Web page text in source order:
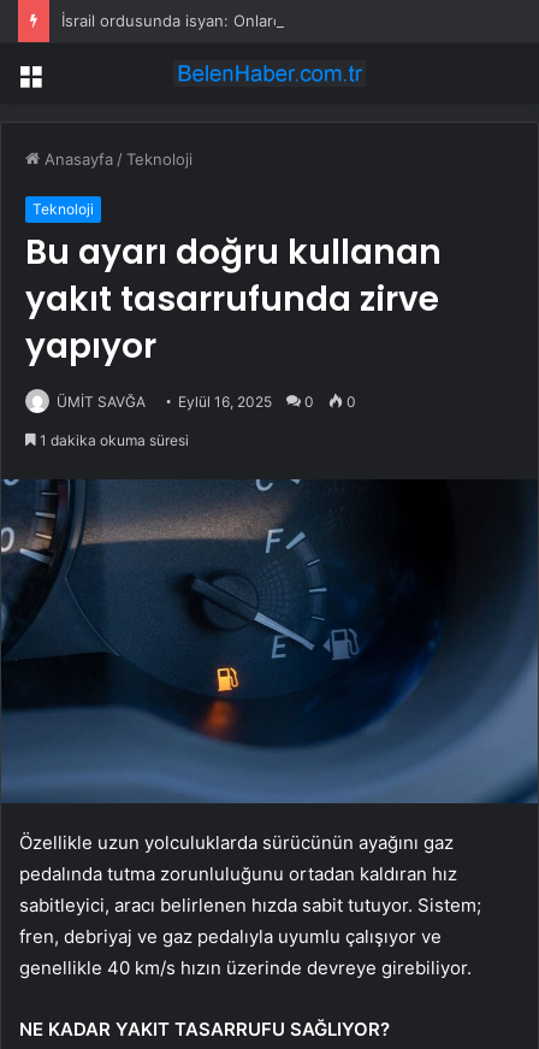
Menü
Anasayfa /Teknoloji
Teknoloji
Bu ayarı doğru kullanan
yakıt tasarrufunda zirve
yapıyor
ÜMİT SAVĞA Eylül 16, 2025 0 0
1 dakika okuma süresi
Özellikle uzun yolculuklarda sürücünün ayağını gaz
pedalında tutma zorunluluğunu ortadan kaldıran hız
sabitleyici, aracı belirlenen hızda sabit tutuyor. Sistem;
fren, debriyaj ve gaz pedalıyla uyumlu çalışıyor ve
genellikle 40 km/s hızın üzerinde devreye girebiliyor.
NE KADAR YAKIT TASARRUFU SAĞLIYOR?